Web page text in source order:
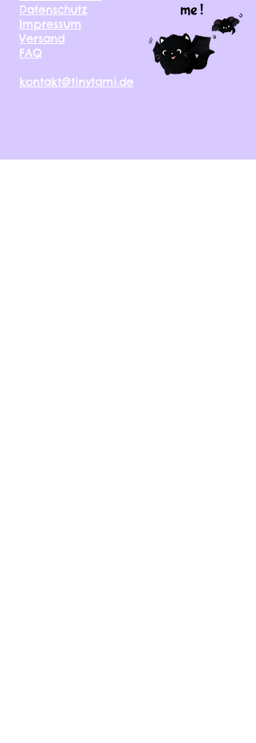
Datenschutz
Impressum
Versand
FAQ
kontakt@tinytami.de
me !